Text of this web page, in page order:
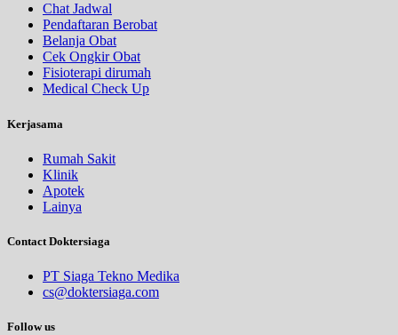
Chat Jadwal
Pendaftaran Berobat
Belanja Obat
Cek Ongkir Obat
Fisioterapi dirumah
Medical Check Up
Kerjasama
Rumah Sakit
Klinik
Apotek
Lainya
Contact Doktersiaga
PT Siaga Tekno Medika
cs@doktersiaga.com
Follow us